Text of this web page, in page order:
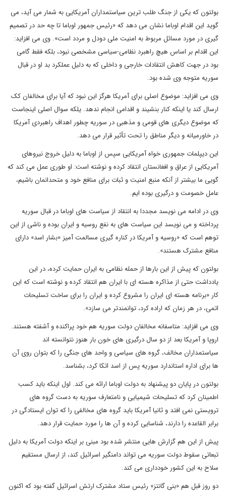
بولتون که یکی از جنگ طلب ترین سیاستمداران آمریکایی به شمار می آید، می
گوید این اقدام اوباما نشان می دهد که «رئیس جمهور اوباما تا چه حد در تصمیم
گیری در مورد مسائل مربوط به امنیت ملی دودل و مردد است». وی می افزاید:
این اقدام بر اساس هیچ راهبرد نظامی-سیاسی مشخصی نبود، بلکه فقط گامی
بود در جهت کاهش انتقادات خارجی و داخلی که به دلیل عملکرد بد او در قبال
سوریه متوجه وی شده بود.
وی می افزاید: موضوع اصلی برای آمریکا هرگز این نبود که آیا برای مخالفان کک
ارسال کند یا اینکه کنار بنشیند و اقدامی انجام ندهد. یلکه سوال اصلی اینجاست
که موضوع دیگری های قومی و مذهبی در سوریه چطور اهداف راهبردی آمریکا
در خاورمیانه و دیگر مناطق را تحت تأثیر قرار می دهد.
این دیپلمات جمهوری خواه آمریکایی سپس از اوباما به دلیل خروج نیروهای
آمریکایی از عراق و افغانستان انتقاد کرده و نوشته است: او طوری عمل می کند که
گویی ما بیشتر از آنکه منبع امنیت و ثبات برای منافع خود و متحدانمان باشیم،
عامل خصومت و درگیری بوده ایم.
وی در ادامه می نویسد مجددا به انتقاد از سیاست های اوباما در قبال سوریه
پرداخته و می نویسد این سیاست های به نفع روسیه و ایران بوده و ناشی از این
توهم است که «روسیه و آمریکا در کناره گیری مسالمت آمیز «بشار اسد» دارای
منافع مشترک هستند».
بولتون که پیش از این بارها از حمله نظامی به ایران حمایت کرده، در این
یادداشت حتی از مذاکره هسته ای با ایران هم انتقاد کرده و نوشته است که این
کار «برنامه هسته ای ایران را مشروع کرده و ایران را برای ساخت تسلیحات
اتمی، در هر زمان که اراده کرد، توانمندتر می سازد».
وی می افزاید: متاسفانه مخالفان دولت سوریه هم خود پراکنده و آشفته هستند.
اروپا و آمریکا بعد از دو سال درگیری های خون بار هنوز نتوانسته اند
سیاستمداران مخالف، گروه های سیاسی و واحد های جنگی را که بتوان روی آن
ها برای اداره استاندارد سوریه پس از اسد اتکا کرد، بشناسد.
بولتون در پایان دو پیشنهاد به دولت اوباما ارائه می کند. اول اینکه باید کسب
اطمینان کرد که تسلیحات شیمیایی و نامتعارف سوریه به دست گروه های
ترویستی نمی افتد و ثانیا آمریکا باید گروه های مخالفی را که توان ایستادگی در
برابر القاعده را دارند، شناسایی کرده و آن ها را مورد حمایت قرار دهد.
پیش از این هم گزارش هایی منتشر شده بود مبنی بر اینکه دولت آمریکا به دلیل
تبعاتی سقوط دولت سوریه می تواند دامنگیر اسرائیل کند، از ارسال مستقیم
سلاح به این کشور خودداری می کند.
دو روز قبل هم «بنی گانتز» رئیس ستاد مشترک ارتش اسرائیل گفته بود که اکنون